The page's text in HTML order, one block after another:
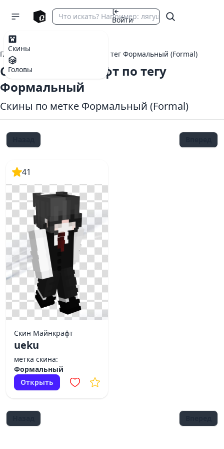
Скины
Головы
Войти
Главная тег Формальный (Formal)
Скины Майнкрафт по тегу
Формальный
Скины по метке Формальный (Formal)
41
Скин Майнкрафт
ueku
метка скина:
Формальный
Открыть